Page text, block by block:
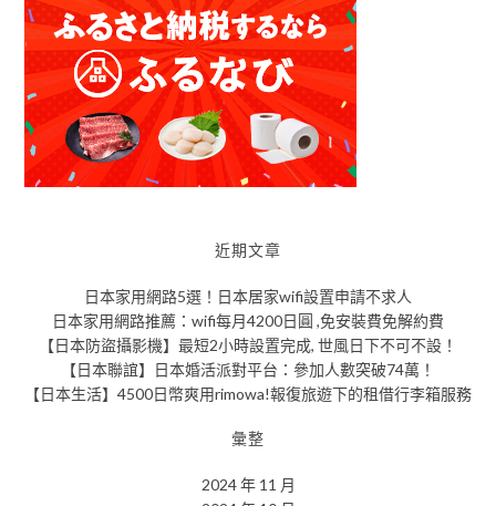
近期文章
日本家用網路5選！日本居家wifi設置申請不求人
日本家用網路推薦：wifi每月4200日圓 ,免安裝費免解約費
【日本防盜攝影機】最短2小時設置完成, 世風日下不可不設！
【日本聯誼】日本婚活派對平台：參加人數突破74萬！
【日本生活】4500日幣爽用rimowa!報復旅遊下的租借行李箱服務
彙整
2024 年 11 月